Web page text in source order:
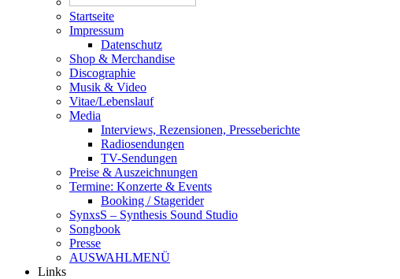
Startseite
Impressum
Datenschutz
Shop & Merchandise
Discographie
Musik & Video
Vitae/Lebenslauf
Media
Interviews, Rezensionen, Presseberichte
Radiosendungen
TV-Sendungen
Preise & Auszeichnungen
Termine: Konzerte & Events
Booking / Stagerider
SynxsS – Synthesis Sound Studio
Songbook
Presse
AUSWAHLMENÜ
Links